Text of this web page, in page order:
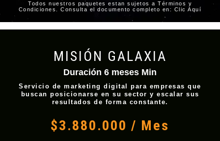
Todos nuestros paquetes estan sujetos a Términos y
Condiciones. Consulta el documento completo en: Clic Aquí
MISIÓN GALAXIA
Duración 6 meses Min
Servicio de marketing digital para empresas que
buscan posicionarse en su sector y escalar sus
resultados de forma constante.
$3.880.000 / Mes